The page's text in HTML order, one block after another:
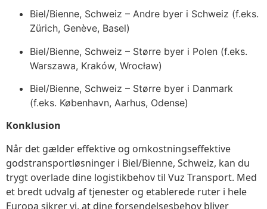
Biel/Bienne, Schweiz – Andre byer i Schweiz (f.eks.
Zürich, Genève, Basel)
Biel/Bienne, Schweiz – Større byer i Polen (f.eks.
Warszawa, Kraków, Wrocław)
Biel/Bienne, Schweiz – Større byer i Danmark
(f.eks. København, Aarhus, Odense)
Konklusion
Når det gælder effektive og omkostningseffektive
godstransportløsninger i Biel/Bienne, Schweiz, kan du
trygt overlade dine logistikbehov til Vuz Transport. Med
et bredt udvalg af tjenester og etablerede ruter i hele
Europa sikrer vi, at dine forsendelsesbehov bliver